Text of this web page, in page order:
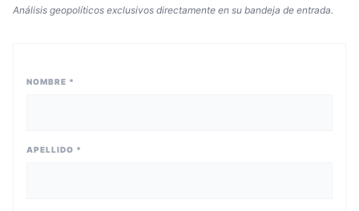
Análisis geopolíticos exclusivos directamente en su bandeja de entrada.
NOMBRE *
APELLIDO *